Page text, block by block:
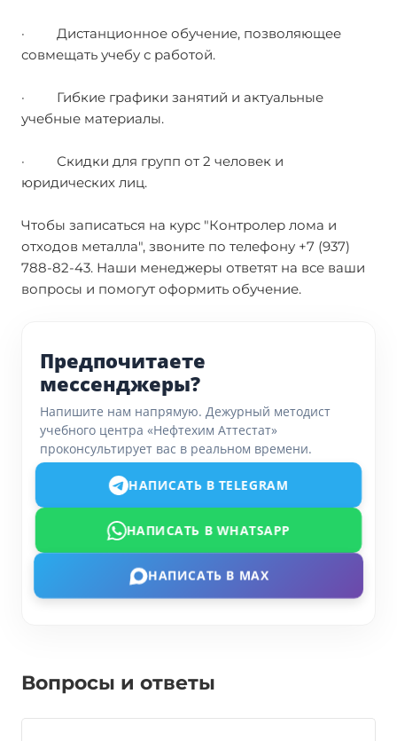
· Дистанционное обучение, позволяющее
совмещать учебу с работой.
· Гибкие графики занятий и актуальные
учебные материалы.
· Скидки для групп от 2 человек и
юридических лиц.
Чтобы записаться на курс "Контролер лома и
отходов металла", звоните по телефону +7 (937)
788-82-43. Наши менеджеры ответят на все ваши
вопросы и помогут оформить обучение.
Предпочитаете
мессенджеры?
Напишите нам напрямую. Дежурный методист
учебного центра «Нефтехим Аттестат»
проконсультирует вас в реальном времени.
НАПИСАТЬ В TELEGRAM
НАПИСАТЬ В WHATSAPP
НАПИСАТЬ В MAX
Вопросы и ответы